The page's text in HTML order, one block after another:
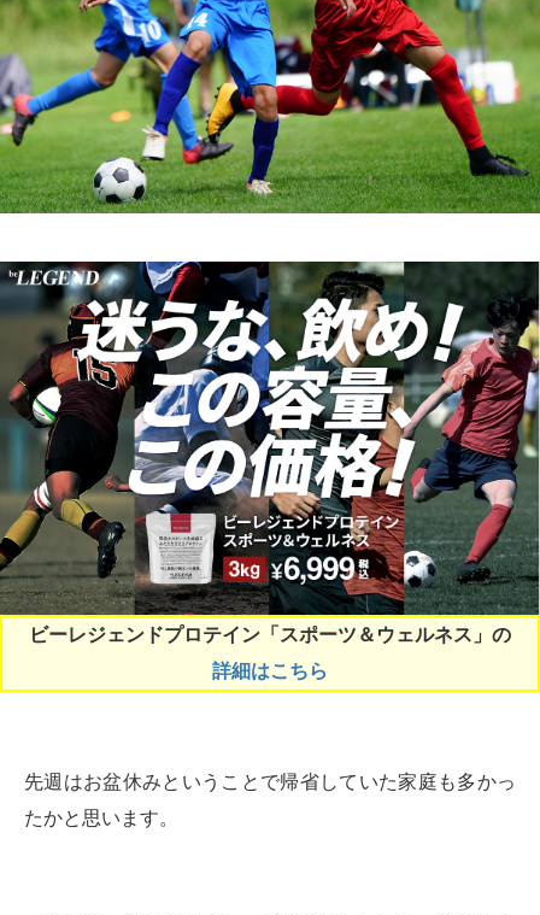
ビーレジェンドプロテイン「スポーツ＆ウェルネス」の
詳細はこちら
先週はお盆休みということで帰省していた家庭も多かっ
たかと思います。